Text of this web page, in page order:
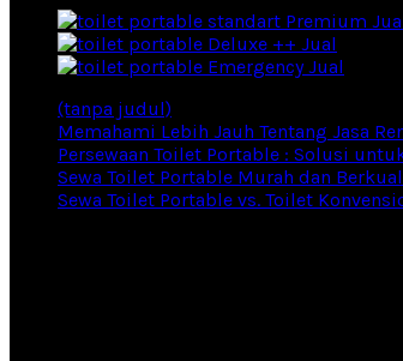
Premium
Deluxe ++ Jual
Emergency Jual
(tanpa judul)
Memahami Lebih Jauh Tentang Jasa
Persewaan Toilet Portable : Solusi
Sewa Toilet Portable Murah dan
Sewa Toilet Portable vs. Toilet